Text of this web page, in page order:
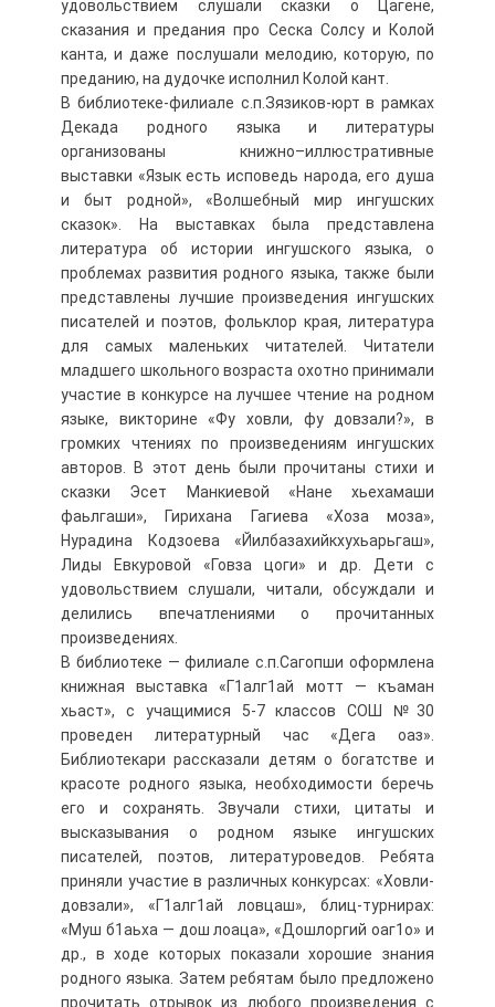
удовольствием слушали сказки о Цагене,
сказания и предания про Сеска Солсу и Колой
канта, и даже послушали мелодию, которую, по
преданию, на дудочке исполнил Колой кант.
В библиотеке-филиале с.п.Зязиков-юрт в рамках
Декада родного языка и литературы
организованы книжно–иллюстративные
выставки «Язык есть исповедь народа, его душа
и быт родной», «Волшебный мир ингушских
сказок». На выставках была представлена
литература об истории ингушского языка, о
проблемах развития родного языка, также были
представлены лучшие произведения ингушских
писателей и поэтов, фольклор края, литература
для самых маленьких читателей. Читатели
младшего школьного возраста охотно принимали
участие в конкурсе на лучшее чтение на родном
языке, викторине «Фу ховли, фу довзали?», в
громких чтениях по произведениям ингушских
авторов. В этот день были прочитаны стихи и
сказки Эсет Манкиевой «Нане хьехамаши
фаьлгаши», Гирихана Гагиева «Хоза моза»,
Нурадина Кодзоева «Йилбазахийкхухьарьгаш»,
Лиды Евкуровой «Говза цоги» и др. Дети с
удовольствием слушали, читали, обсуждали и
делились впечатлениями о прочитанных
произведениях.
В библиотеке — филиале с.п.Сагопши оформлена
книжная выставка «Г1алг1ай мотт — къаман
хьаст», с учащимися 5-7 классов СОШ №30
проведен литературный час «Дега оаз».
Библиотекари рассказали детям о богатстве и
красоте родного языка, необходимости беречь
его и сохранять. Звучали стихи, цитаты и
высказывания о родном языке ингушских
писателей, поэтов, литературоведов. Ребята
приняли участие в различных конкурсах: «Ховли-
довзали», «Г1алг1ай ловцаш», блиц-турнирах:
«Муш б1аьха — дош лоаца», «Дошлоргий оаг1о» и
др., в ходе которых показали хорошие знания
родного языка. Затем ребятам было предложено
прочитать отрывок из любого произведения с